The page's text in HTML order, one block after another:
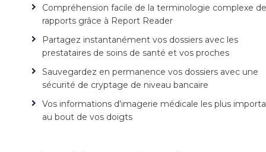
Compréhension facile de la terminologie complexe
rapports grâce à Report Reader
Partagez instantanément vos dossiers avec les
prestataires de soins de santé et vos proches
Sauvegardez en permanence vos dossiers avec une
sécurité de cryptage de niveau bancaire
Vos informations d'imagerie médicale les plus
au bout de vos doigts